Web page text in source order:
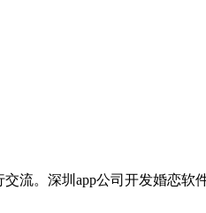
流。深圳app公司开发婚恋软